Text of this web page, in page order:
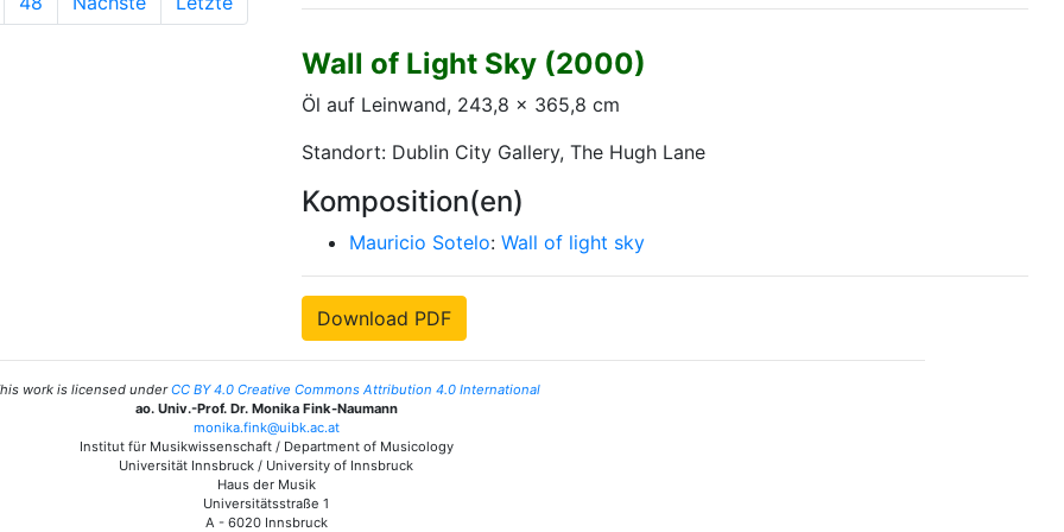
Wall of Light Sky (2000)
Öl auf Leinwand, 243,8 x 365,8 cm
Standort: Dublin City Gallery, The Hugh Lane
Komposition(en)
Mauricio Sotelo: Wall of light sky
Download PDF
work is licensed underCC BY 4.0 Creative Commons Attribution 4.0 International
ao. Univ.-Prof. Dr. Monika Fink-Naumann
monika.fink@uibk.ac.at
Institut für Musikwissenschaft / Department of Musicology
Universität Innsbruck / University of Innsbruck
Haus der Musik
Universitätsstraße 1
A - 6020 Innsbruck